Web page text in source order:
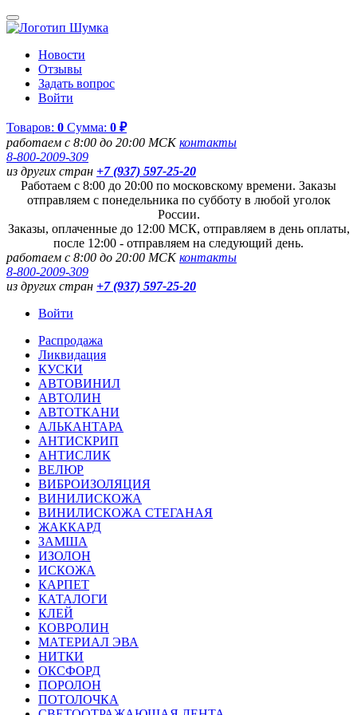
Новости
Отзывы
Задать вопрос
Войти
Товаров: 0 Сумма: 0 ₽
работаем с 8:00 до 20:00 МСКконтакты
8-800-2009-309
из других стран +7 (937) 597-25-20
Работаем с 8:00 до 20:00 по московскому времени. Заказы
отправляем с понедельника по субботу в любой уголок
России.
Заказы, оплаченные до 12:00 МСК, отправляем в день оплаты,
после 12:00 - отправляем на следующий день.
работаем с 8:00 до 20:00 МСКконтакты
8-800-2009-309
из других стран +7 (937) 597-25-20
Войти
Распродажа
Ликвидация
КУСКИ
АВТОВИНИЛ
АВТОЛИН
АВТОТКАНИ
АЛЬКАНТАРА
АНТИСКРИП
АНТИСЛИК
ВЕЛЮР
ВИБРОИЗОЛЯЦИЯ
ВИНИЛИСКОЖА
ВИНИЛИСКОЖА СТЕГАНАЯ
ЖАККАРД
ЗАМША
ИЗОЛОН
ИСКОЖА
КАРПЕТ
КАТАЛОГИ
КЛЕЙ
КОВРОЛИН
МАТЕРИАЛ ЭВА
НИТКИ
ОКСФОРД
ПОРОЛОН
ПОТОЛОЧКА